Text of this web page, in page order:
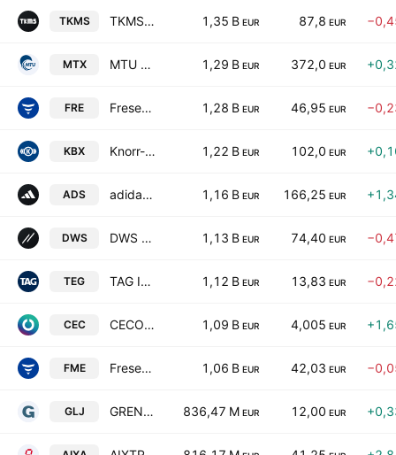
TKMS TKMS AG & Co. KGaA 1,35 B EUR 87,8 EUR
MTX MTU Aero Engines AG 1,29 B EUR 372,0 EUR
FRE Fresenius SE & Co. KGaA 1,28 B EUR 46,95 EUR
KBX Knorr-Bremse AG 1,22 B EUR 102,0 EUR
ADS adidas AG 1,16 B EUR 166,25 EUR
DWS DWS Group GmbH & Co. KGaA 1,13 B EUR 74,40 EUR
TEG TAG Immobilien AG 1,12 B EUR 13,83 EUR
CEC CECONOMY AG 1,09 B EUR 4,005 EUR
FME Fresenius Medical Care AG 1,06 B EUR 42,03 EUR
GLJ GRENKE AG 836,47 M EUR 12,00 EUR